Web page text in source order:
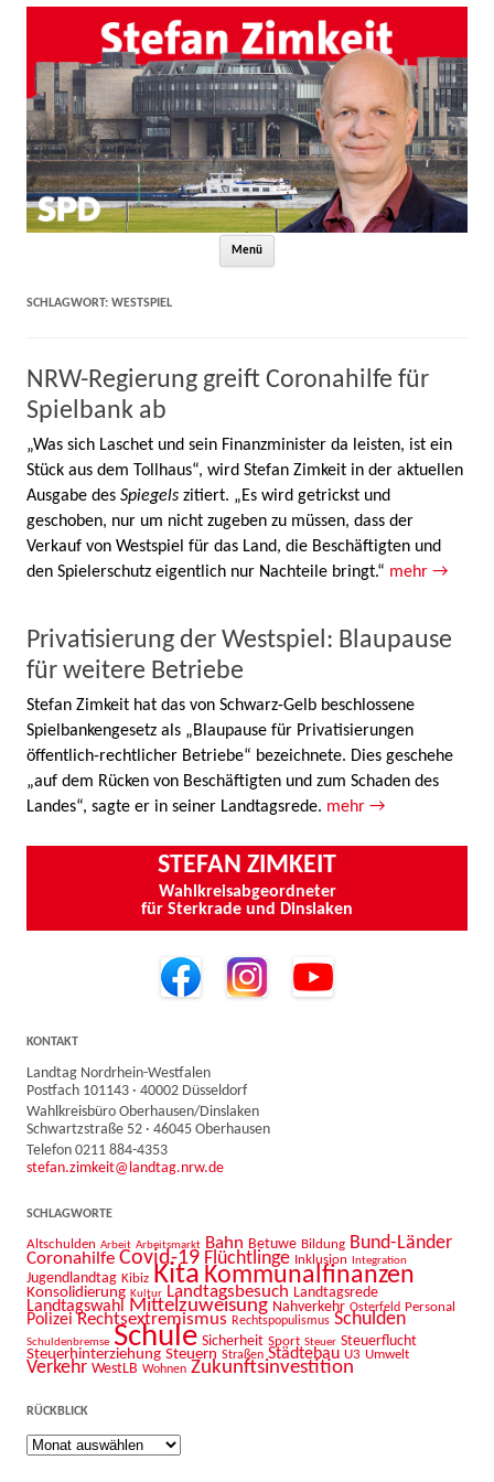
Menü
SCHLAGWORT: WESTSPIEL
NRW-Regierung greift Coronahilfe für
Spielbank ab
„Was sich Laschet und sein Finanzminister da leisten, ist ein
Stück aus dem Tollhaus“, wird Stefan Zimkeit in der aktuellen
Ausgabe des Spiegels zitiert. „Es wird getrickst und
geschoben, nur um nicht zugeben zu müssen, dass der
Verkauf von Westspiel für das Land, die Beschäftigten und
den Spielerschutz eigentlich nur Nachteile bringt.“ mehr →
Privatisierung der Westspiel: Blaupause
für weitere Betriebe
Stefan Zimkeit hat das von Schwarz-Gelb beschlossene
Spielbankengesetz als „Blaupause für Privatisierungen
öffentlich-rechtlicher Betriebe“ bezeichnete. Dies geschehe
„auf dem Rücken von Beschäftigten und zum Schaden des
Landes“, sagte er in seiner Landtagsrede. mehr →
STEFAN ZIMKEIT
Wahlkreisabgeordneter
für Sterkrade und Dinslaken
KONTAKT
Landtag Nordrhein-Westfalen
Postfach 101143 · 40002 Düsseldorf
Wahlkreisbüro Oberhausen/Dinslaken
Schwartzstraße 52 · 46045 Oberhausen
Telefon 0211 884-4353
stefan.zimkeit@landtag.nrw.de
SCHLAGWORTE
Altschulden Arbeit Arbeitsmarkt Bahn Betuwe Bildung Bund-Länder
Coronahilfe Covid-19 Flüchtlinge Inklusion Integration
Jugendlandtag Kibiz Kita Kommunalfinanzen
Konsolidierung Kultur Landtagsbesuch Landtagsrede
Landtagswahl Mittelzuweisung Nahverkehr Osterfeld Personal
Polizei Rechtsextremismus Rechtspopulismus Schulden
Schuldenbremse Schule Sicherheit Sport Steuer Steuerflucht
Steuerhinterziehung Steuern Straßen Städtebau U3 Umwelt
Verkehr WestLB Wohnen Zukunftsinvestition
RÜCKBLICK
Rückblick